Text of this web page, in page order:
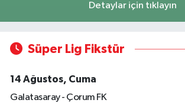
Detaylar için tıklayın
Süper Lig Fikstür
14 Ağustos, Cuma
Galatasaray - Çorum FK